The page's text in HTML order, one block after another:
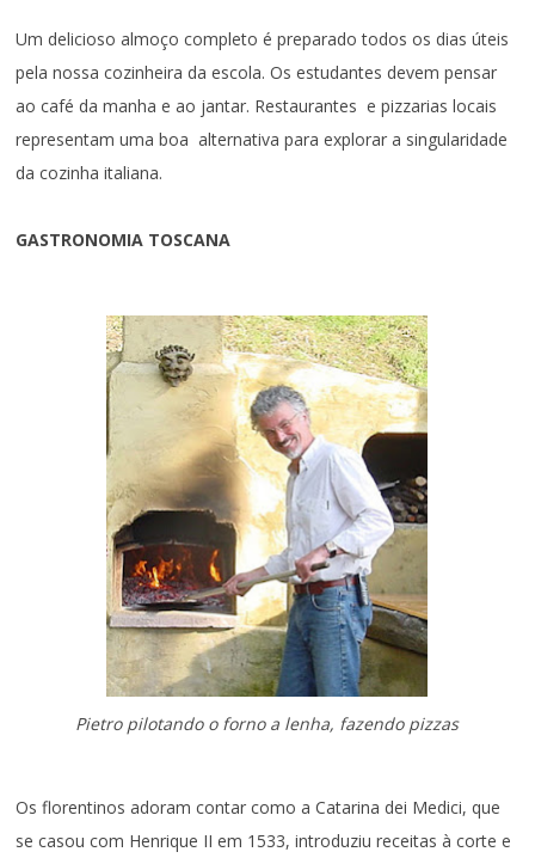
Um delicioso almoço completo é preparado todos os dias úteis
pela nossa cozinheira da escola. Os estudantes devem pensar
ao café da manha e ao jantar. Restaurantes e pizzarias locais
representam uma boa alternativa para explorar a singularidade
da cozinha italiana.
GASTRONOMIA TOSCANA
Pietro pilotando o forno a lenha, fazendo pizzas
Os florentinos adoram contar como a Catarina dei Medici, que
se casou com Henrique II em 1533, introduziu receitas à corte e